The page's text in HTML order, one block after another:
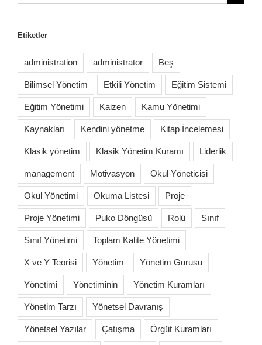
Etiketler
administration administrator Beş
Bilimsel Yönetim Etkili Yönetim Eğitim Sistemi
Eğitim Yönetimi Kaizen Kamu Yönetimi
Kaynakları Kendini yönetme Kitap İncelemesi
Klasik yönetim Klasik Yönetim Kuramı Liderlik
management Motivasyon Okul Yöneticisi
Okul Yönetimi Okuma Listesi Proje
Proje Yönetimi Puko Döngüsü Rolü Sınıf
Sınıf Yönetimi Toplam Kalite Yönetimi
X ve Y Teorisi Yönetim Yönetim Gurusu
Yönetimi Yönetiminin Yönetim Kuramları
Yönetim Tarzı Yönetsel Davranış
Yönetsel Yazılar Çatışma Örgüt Kuramları